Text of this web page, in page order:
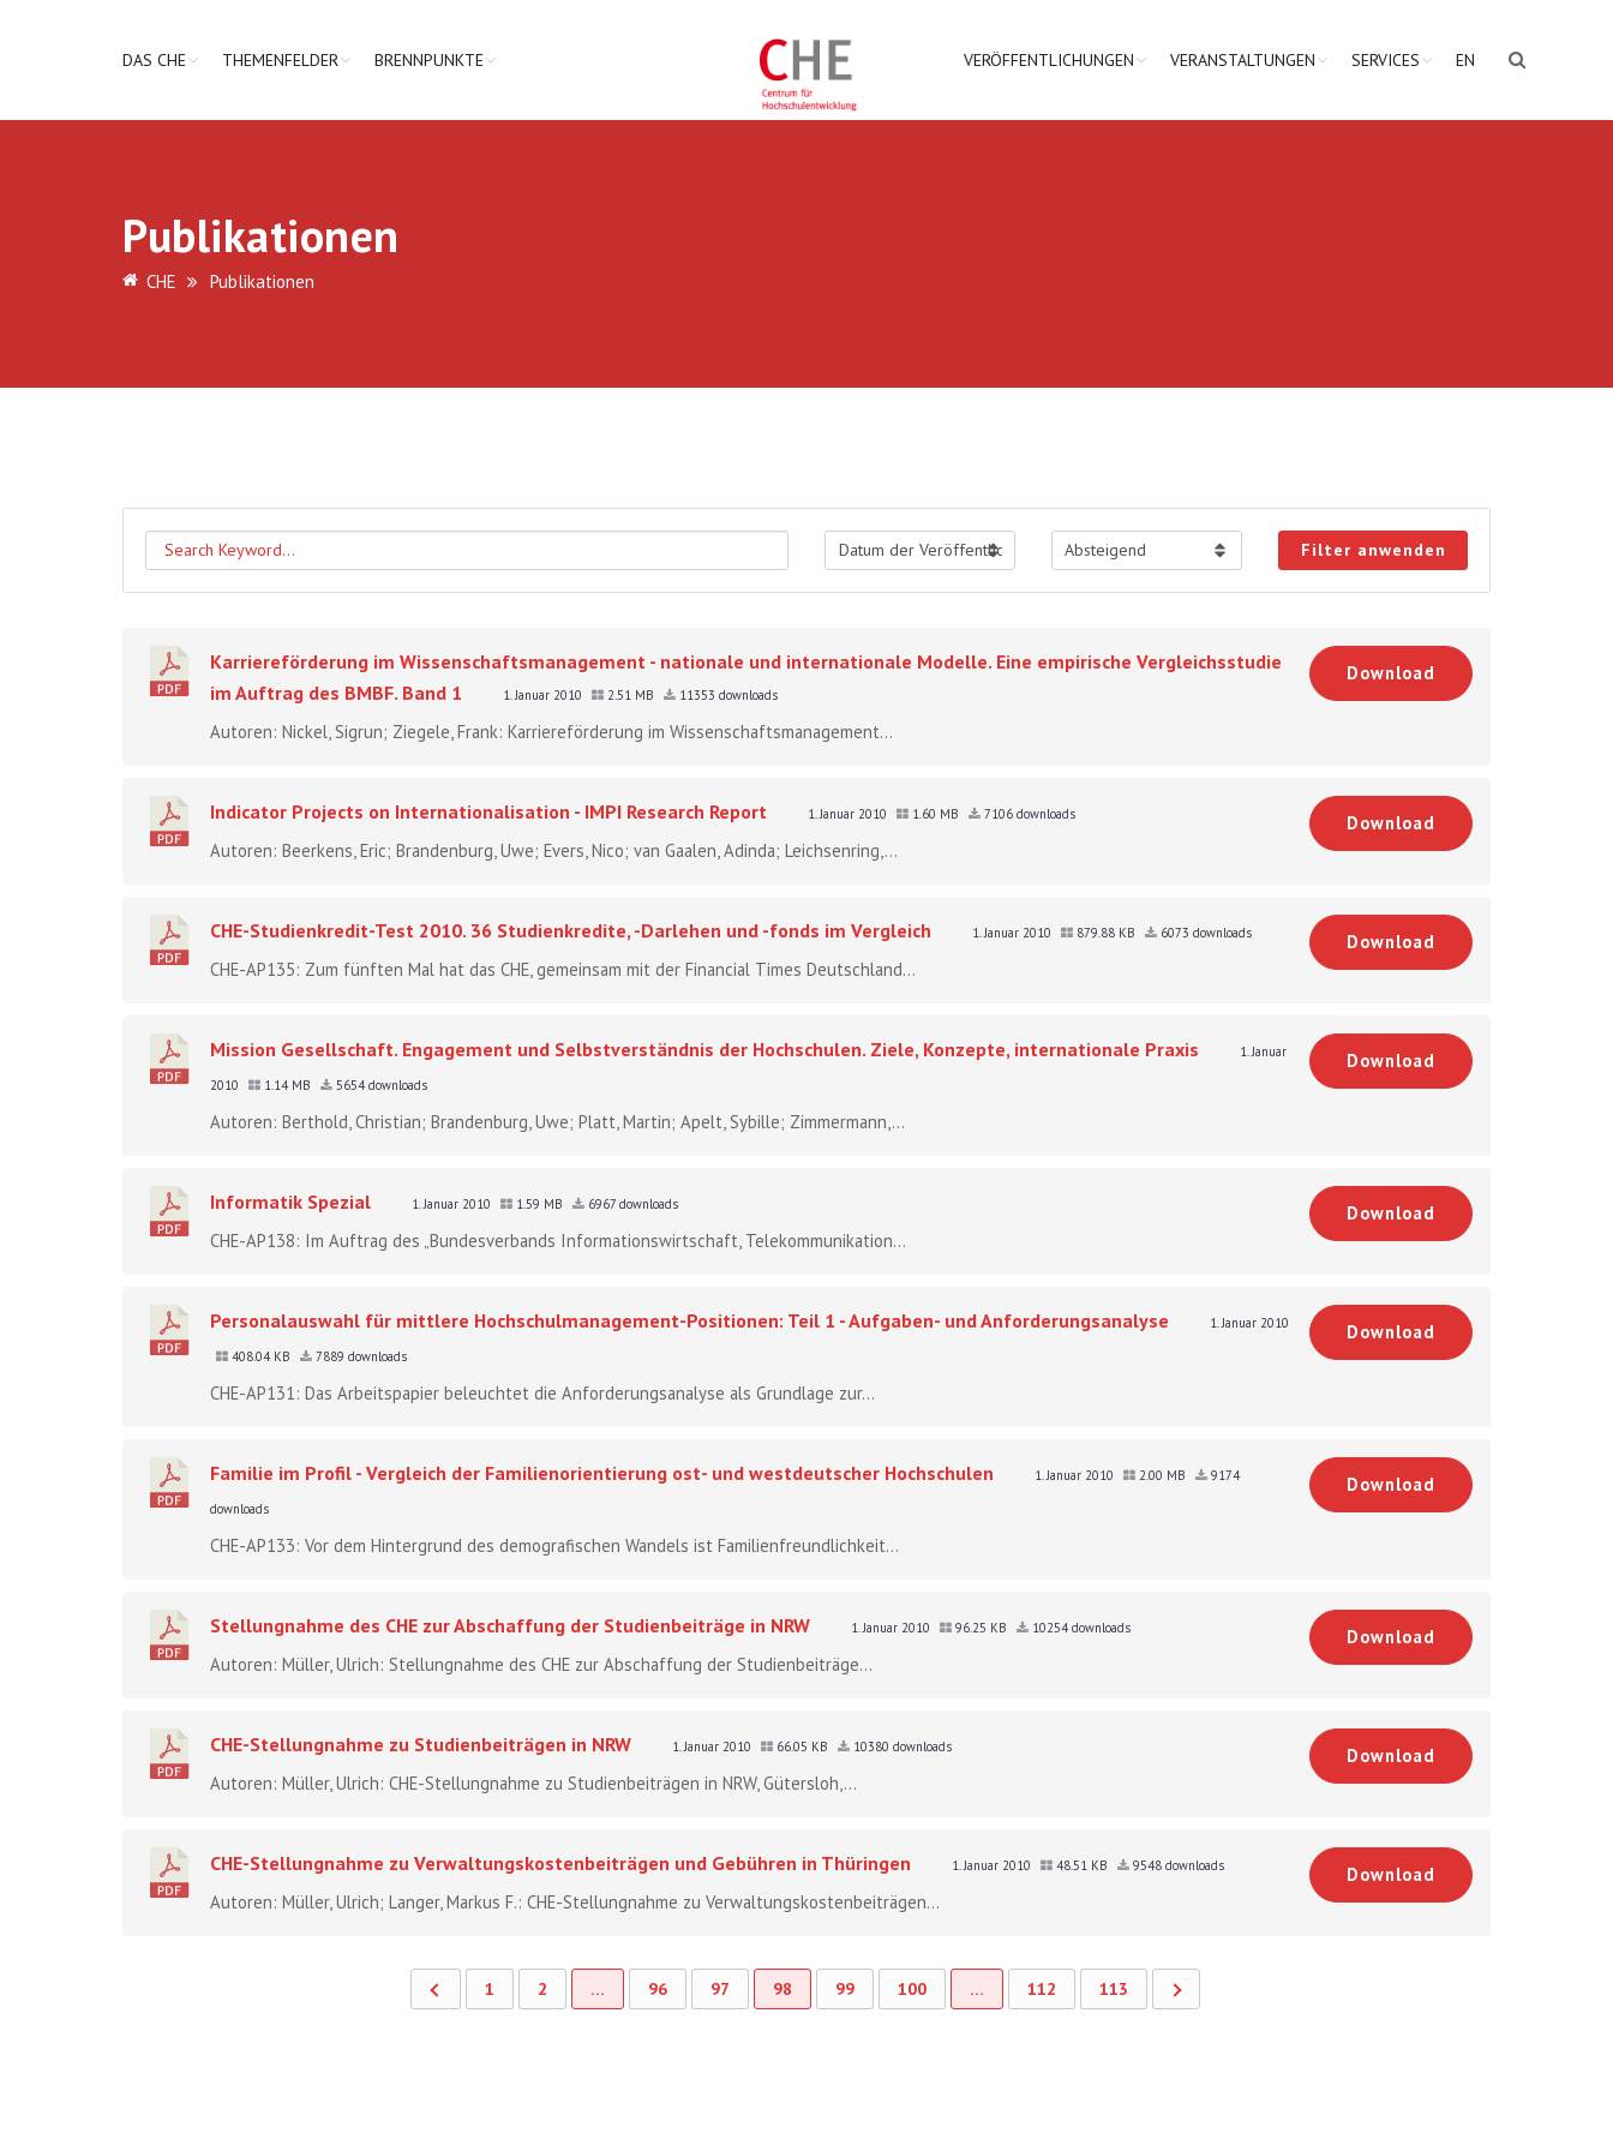
DAS CHE THEMENFELDER BRENNPUNKTE VERÖFFENTLICHUNGEN VERANSTALTUNGEN SERVICES EN
Publikationen
CHE Publikationen
Filter anwenden
Karriereförderung im Wissenschaftsmanagement - nationale und internationale Modelle. Eine empirische Vergleichsstudie
im Auftrag des BMBF. Band 1
1. Januar 2010 2.51 MB 11353 downloads
Autoren: Nickel, Sigrun; Ziegele, Frank: Karriereförderung im Wissenschaftsmanagement...
Download
Indicator Projects on Internationalisation - IMPI Research Report 1. Januar 2010 1.60 MB 7106 downloads
Autoren: Beerkens, Eric; Brandenburg, Uwe; Evers, Nico; van Gaalen, Adinda; Leichsenring,...
Download
CHE-Studienkredit-Test 2010. 36 Studienkredite, -Darlehen und -fonds im Vergleich 1. Januar 2010 879.88 KB 6073 downloads
CHE-AP135: Zum fünften Mal hat das CHE, gemeinsam mit der Financial Times Deutschland...
Download
Mission Gesellschaft. Engagement und Selbstverständnis der Hochschulen. Ziele, Konzepte, internationale Praxis
1. Januar
2010
1.14 MB 5654 downloads
Autoren: Berthold, Christian; Brandenburg, Uwe; Platt, Martin; Apelt, Sybille; Zimmermann,...
Download
Informatik Spezial 1. Januar 2010 1.59 MB 6967 downloads
CHE-AP138: Im Auftrag des „Bundesverbands Informationswirtschaft, Telekommunikation...
Download
Personalauswahl für mittlere Hochschulmanagement-Positionen: Teil 1 - Aufgaben- und Anforderungsanalyse
1. Januar 2010
408.04 KB
7889 downloads
CHE-AP131: Das Arbeitspapier beleuchtet die Anforderungsanalyse als Grundlage zur...
Download
Familie im Profil - Vergleich der Familienorientierung ost- und westdeutscher Hochschulen 1. Januar 2010 2.00 MB
9174
downloads
CHE-AP133: Vor dem Hintergrund des demografischen Wandels ist Familienfreundlichkeit...
Download
Stellungnahme des CHE zur Abschaffung der Studienbeiträge in NRW 1. Januar 2010 96.25 KB 10254 downloads
Autoren: Müller, Ulrich: Stellungnahme des CHE zur Abschaffung der Studienbeiträge...
Download
CHE-Stellungnahme zu Studienbeiträgen in NRW 1. Januar 2010 66.05 KB 10380 downloads
Autoren: Müller, Ulrich: CHE-Stellungnahme zu Studienbeiträgen in NRW, Gütersloh,...
Download
CHE-Stellungnahme zu Verwaltungskostenbeiträgen und Gebühren in Thüringen 1. Januar 2010 48.51 KB 9548 downloads
Autoren: Müller, Ulrich; Langer, Markus F.: CHE-Stellungnahme zu Verwaltungskostenbeiträgen...
Download
1 2 … 96 97 98 99 100 … 112 113